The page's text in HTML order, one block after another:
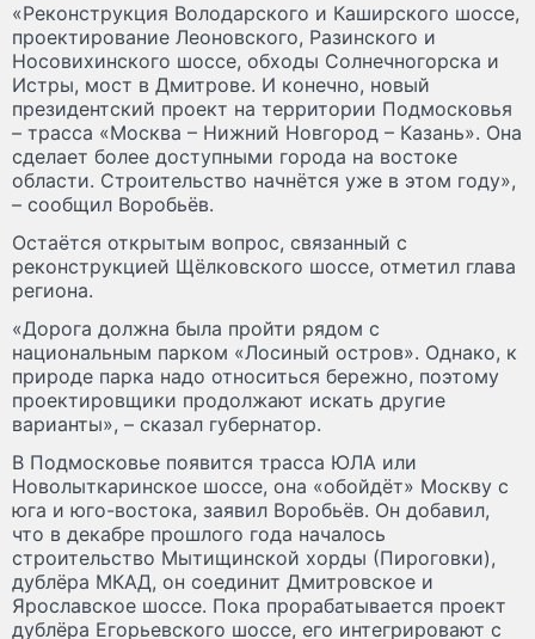
«Реконструкция Володарского и Каширского шоссе,
проектирование Леоновского, Разинского и
Носовихинского шоссе, обходы Солнечногорска и
Истры, мост в Дмитрове. И конечно, новый
президентский проект на территории Подмосковья
– трасса «Москва – Нижний Новгород – Казань». Она
сделает более доступными города на востоке
области. Строительство начнётся уже в этом году»,
– сообщил Воробьёв.
Остаётся открытым вопрос, связанный с
реконструкцией Щёлковского шоссе, отметил глава
региона.
«Дорога должна была пройти рядом с
национальным парком «Лосиный остров». Однако, к
природе парка надо относиться бережно, поэтому
проектировщики продолжают искать другие
варианты», – сказал губернатор.
В Подмосковье появится трасса ЮЛА или
Новолыткаринское шоссе, она «обойдёт» Москву с
юга и юго-востока, заявил Воробьёв. Он добавил,
что в декабре прошлого года началось
строительство Мытищинской хорды (Пироговки),
дублёра МКАД, он соединит Дмитровское и
Ярославское шоссе. Пока прорабатывается проект
дублёра Егорьевского шоссе, его интегрировают с